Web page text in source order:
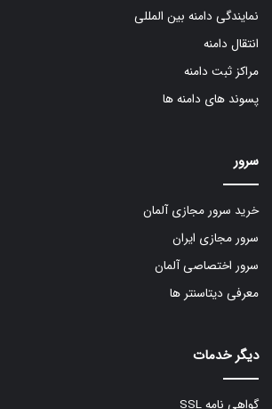
نمایندگی دامنه بین المللی
انتقال دامنه
مراکز ثبت دامنه
پسوند های دامنه ها
سرور
خرید سرور مجازی آلمان
سرور مجازی ایران
سرور اختصاصی آلمان
معرفی دیتاسنتر ها
دیگر خدمات